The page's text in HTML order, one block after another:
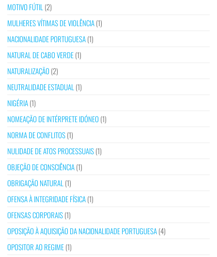
MOTIVO FÚTIL (2)
MULHERES VÍTIMAS DE VIOLÊNCIA(1)
NACIONALIDADE PORTUGUESA(1)
NATURAL DE CABO VERDE(1)
NATURALIZAÇÃO (2)
NEUTRALIDADE ESTADUAL (1)
NIGÉRIA(1)
NOMEAÇÃO DE INTÉRPRETE IDÓNEO (1)
NORMA DE CONFLITOS(1)
NULIDADE DE ATOS PROCESSUAIS(1)
OBJEÇÃO DE CONSCIÊNCIA(1)
OBRIGAÇÃO NATURAL (1)
OFENSA À INTEGRIDADE FÍSICA(1)
OFENSAS CORPORAIS(1)
OPOSIÇÃO À AQUISIÇÃO DA NACIONALIDADE PORTUGUESA(4)
OPOSITOR AO REGIME(1)